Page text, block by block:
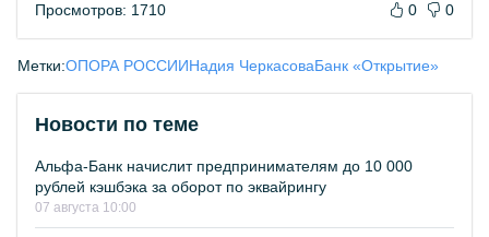
Просмотров: 1710 0 0
Метки:ОПОРА РОССИИНадия ЧеркасоваБанк «Открытие»
Новости по теме
Альфа-Банк начислит предпринимателям до 10 000
рублей кэшбэка за оборот по эквайрингу
07 августа 10:00